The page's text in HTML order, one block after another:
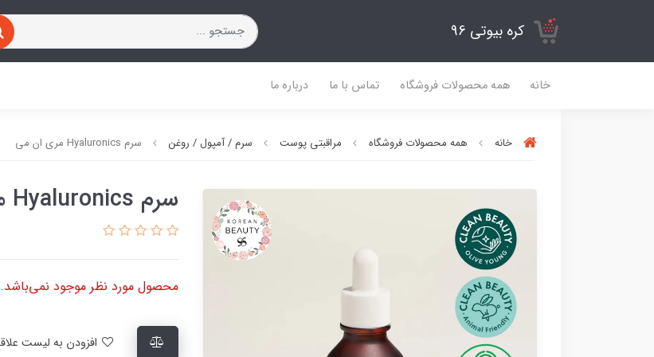
کره بیوتی 96
خانه همه محصولات فروشگاه تماس با ما درباره ما
خانه همه محصولات فروشگاه مراقبتی پوست سرم / آمپول / روغن سرم Hyaluronics مری ان می
سرم Hyaluronics مری ان می
محصول مورد نظر موجود نمی‌باشد.